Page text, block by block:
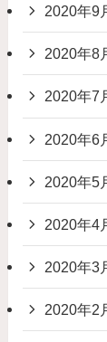
2020年9
2020年8
2020年7
2020年6
2020年5
2020年4
2020年3
2020年2